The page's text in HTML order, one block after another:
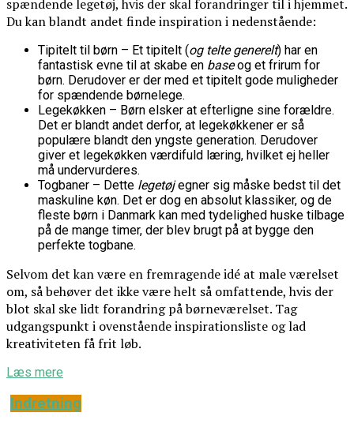
spændende legetøj, hvis der skal forandringer til i hjemmet.
Du kan blandt andet finde inspiration i nedenstående:
Tipitelt til børn – Et tipitelt (og telte generelt) har en
fantastisk evne til at skabe en baseog et frirum for
børn. Derudover er der med et tipitelt gode muligheder
for spændende børnelege.
Legekøkken – Børn elsker at efterligne sine forældre.
Det er blandt andet derfor, at legekøkkener er så
populære blandt den yngste generation. Derudover
giver et legekøkken værdifuld læring, hvilket ej heller
må undervurderes.
Togbaner – Dette legetøjegner sig måske bedst til det
maskuline køn. Det er dog en absolut klassiker, og de
fleste børn i Danmark kan med tydelighed huske tilbage
på de mange timer, der blev brugt på at bygge den
perfekte togbane.
Selvom det kan være en fremragende idé at male værelset
om, så behøver det ikke være helt så omfattende, hvis der
blot skal ske lidt forandring på børneværelset. Tag
udgangspunkt i ovenstående inspirationsliste og lad
kreativiteten få frit løb.
Læs mere
Indretning